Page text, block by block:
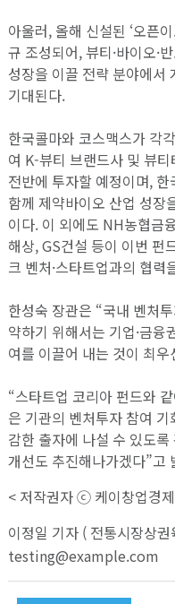
아울러, 올해 신설된 ‘오픈
규 조성되어, 뷰티·바이오·
성장을 이끌 전략 분야에서
기대된다.
한국콜마와 코스맥스가 각
여 K-뷰티 브랜드사 및 뷰
전반에 투자할 예정이며,
함께 제약바이오 산업 성장
이다. 이 외에도 NH농협금
해상, GS건설 등이 이번 펀
크 벤처·스타트업과의 협
한성숙 장관은 “국내 벤처
약하기 위해서는 기업·금
여를 이끌어 내는 것이 최
“스타트업 코리아 펀드와
은 기관의 벤처투자 참여
감한 출자에 나설 수 있도
개선도 추진해나가겠다”고
< 저작권자 ⓒ 케이창업경
이정일 기자 ( 전통시장상
testing@example.com